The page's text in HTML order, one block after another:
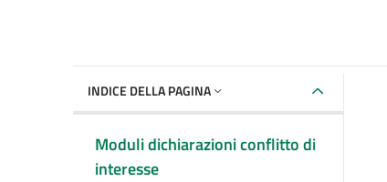
INDICE DELLA PAGINA
Moduli dichiarazioni conflitto di
interesse